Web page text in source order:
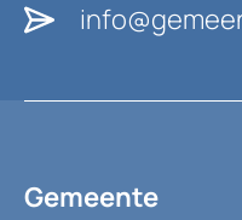
Gemeente